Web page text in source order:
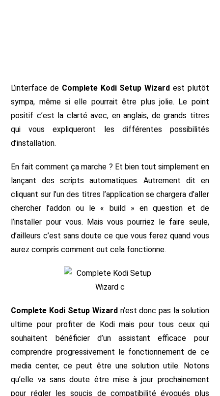
L’interface de Complete Kodi Setup Wizard est plutôt
sympa, même si elle pourrait être plus jolie. Le point
positif c’est la clarté avec, en anglais, de grands titres
qui vous expliqueront les différentes possibilités
d’installation.
En fait comment ça marche ? Et bien tout simplement en
lançant des scripts automatiques. Autrement dit en
cliquant sur l’un des titres l’application se chargera d’aller
chercher l’addon ou le « build » en question et de
l’installer pour vous. Mais vous pourriez le faire seule,
d’ailleurs c’est sans doute ce que vous ferez quand vous
aurez compris comment out cela fonctionne.
Complete Kodi Setup Wizardn’est donc pas la solution
ultime pour profiter de Kodi mais pour tous ceux qui
souhaitent bénéficier d’un assistant efficace pour
comprendre progressivement le fonctionnement de ce
media center, ce peut être une solution utile. Notons
qu’elle va sans doute être mise à jour prochainement
pour régler les soucis de compatibilité évoqués plus